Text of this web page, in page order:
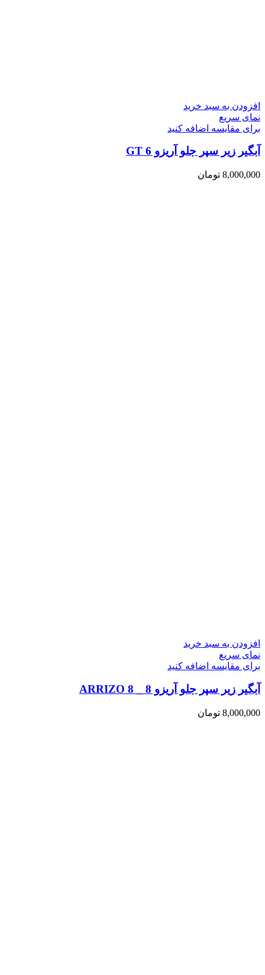
افزودن به سبد خرید
نمای سریع
برای مقایسه اضافه کنید
آبگیر زیر سپر جلو آریزو 6 GT
8,000,000 تومان
افزودن به سبد خرید
نمای سریع
برای مقایسه اضافه کنید
آبگیر زیر سپر جلو آریزو 8 _ ARRIZO 8
8,000,000 تومان